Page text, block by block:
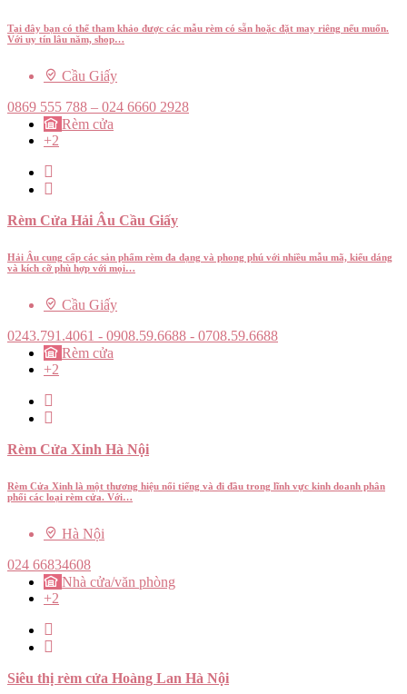
Tại đây bạn có thể tham khảo được các mẫu rèm có sẵn hoặc đặt may riêng nếu muốn.
Với uy tín lâu năm, shop…
Cầu Giấy
0869 555 788 – 024 6660 2928
Rèm cửa
+2
Rèm Cửa Hải Âu Cầu Giấy
Hải Âu cung cấp các sản phẩm rèm đa dạng và phong phú với nhiều mẫu mã, kiểu dáng
và kích cỡ phù hợp với mọi…
Cầu Giấy
0243.791.4061 - 0908.59.6688 - 0708.59.6688
Rèm cửa
+2
Rèm Cửa Xinh Hà Nội
Rèm Cửa Xinh là một thương hiệu nổi tiếng và đi đầu trong lĩnh vực kinh doanh phân
phối các loại rèm cửa. Với…
Hà Nội
024 66834608
Nhà cửa/văn phòng
+2
Siêu thị rèm cửa Hoàng Lan Hà Nội